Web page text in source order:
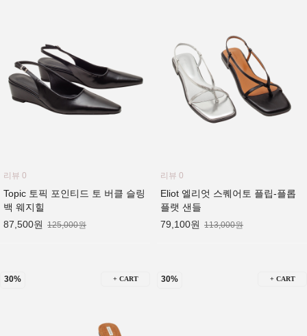
리뷰 0
Topic 토픽 포인티드 토 버클 슬링
백 웨지힐
87,500원 125,000원
리뷰 0
Eliot 엘리엇 스퀘어토 플립-플롭
플랫 샌들
79,100원 113,000원
30% + CART 30% + CART